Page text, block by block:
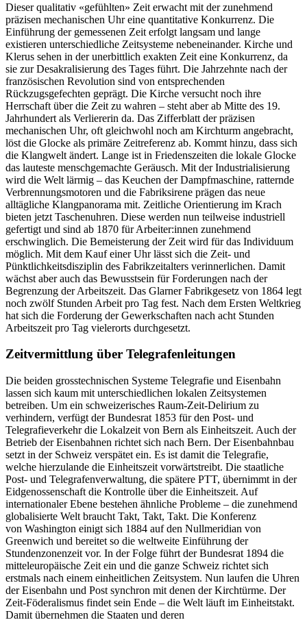
Dieser qualitativ «gefühlten» Zeit erwacht mit der zunehmend
präzisen mechanischen Uhr eine quantitative Konkurrenz. Die
Einführung der gemessenen Zeit erfolgt langsam und lange
existieren unterschiedliche Zeitsysteme nebeneinander. Kirche und
Klerus sehen in der unerbittlich exakten Zeit eine Konkurrenz, da
sie zur Desakralisierung des Tages führt. Die Jahrzehnte nach der
französischen Revolution sind von entsprechenden
Rückzugsgefechten geprägt. Die Kirche versucht noch ihre
Herrschaft über die Zeit zu wahren – steht aber ab Mitte des 19.
Jahrhundert als Verliererin da. Das Zifferblatt der präzisen
mechanischen Uhr, oft gleichwohl noch am Kirchturm angebracht,
löst die Glocke als primäre Zeitreferenz ab. Kommt hinzu, dass sich
die Klangwelt ändert. Lange ist in Friedenszeiten die lokale Glocke
das lauteste menschgemachte Geräusch. Mit der Industrialisierung
wird die Welt lärmig – das Keuchen der Dampfmaschine, ratternde
Verbrennungsmotoren und die Fabriksirene prägen das neue
alltägliche Klangpanorama mit. Zeitliche Orientierung im Krach
bieten jetzt Taschenuhren. Diese werden nun teilweise industriell
gefertigt und sind ab 1870 für Arbeiter:innen zunehmend
erschwinglich. Die Bemeisterung der Zeit wird für das Individuum
möglich. Mit dem Kauf einer Uhr lässt sich die Zeit- und
Pünktlichkeitsdisziplin des Fabrikzeitalters verinnerlichen. Damit
wächst aber auch das Bewusstsein für Forderungen nach der
Begrenzung der Arbeitszeit. Das Glarner Fabrikgesetz von 1864 legt
noch zwölf Stunden Arbeit pro Tag fest. Nach dem Ersten Weltkrieg
hat sich die Forderung der Gewerkschaften nach acht Stunden
Arbeitszeit pro Tag vielerorts durchgesetzt.
Zeitvermittlung über Telegrafenleitungen
Die beiden grosstechnischen Systeme Telegrafie und Eisenbahn
lassen sich kaum mit unterschiedlichen lokalen Zeitsystemen
betreiben. Um ein schweizerisches Raum-Zeit-Delirium zu
verhindern, verfügt der Bundesrat 1853 für den Post- und
Telegrafieverkehr die Lokalzeit von Bern als Einheitszeit. Auch der
Betrieb der Eisenbahnen richtet sich nach Bern. Der Eisenbahnbau
setzt in der Schweiz verspätet ein. Es ist damit die Telegrafie,
welche hierzulande die Einheitszeit vorwärtstreibt. Die staatliche
Post- und Telegrafenverwaltung, die spätere PTT, übernimmt in der
Eidgenossenschaft die Kontrolle über die Einheitszeit. Auf
internationaler Ebene bestehen ähnliche Probleme – die zunehmend
globalisierte Welt braucht Takt, Takt, Takt. Die Konferenz
von Washington einigt sich 1884 auf den Nullmeridian von
Greenwich und bereitet so die weltweite Einführung der
Stundenzonenzeit vor. In der Folge führt der Bundesrat 1894 die
mitteleuropäische Zeit ein und die ganze Schweiz richtet sich
erstmals nach einem einheitlichen Zeitsystem. Nun laufen die Uhren
der Eisenbahn und Post synchron mit denen der Kirchtürme. Der
Zeit-Föderalismus findet sein Ende – die Welt läuft im Einheitstakt.
Damit übernehmen die Staaten und deren